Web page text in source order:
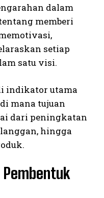
dalam
memberi
setiap
satu visi.
indikator utama
mana tujuan
dari peningkatan
hingga